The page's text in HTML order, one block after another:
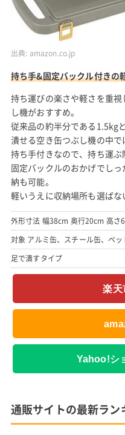
出典: amazon.co.jp
持ち手&固定バックル付きの
持ち運びの楽さや軽さを重
し機がおすすめ。
従来品の約半分である1.5kg
潰せる空き缶つぶし機の中で
持ち手付きなので、持ち運ぶ
固定バックルのおかげでし
納も可能。
軽いうえに収納場所も選ばな
外形寸法 幅38cm 奥行20cm 高さ
対象 アルミ缶、スチール缶、ペ
足で潰すタイプ
楽天
Yahoo!シ
通販サイトの最新ラン